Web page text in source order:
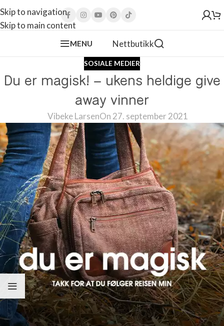
Skip to navigation
Skip to main content
MENU Nettbutikk
SOSIALE MEDIER
Du er magisk! – ukens heldige give
away vinner
Vibeke LarsenOn 27. september 2021